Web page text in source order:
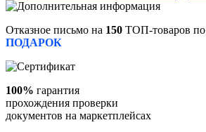
Отказное письмо на 150 ТОП-товаров по
ПОДАРОК
100% гарантия
прохождения проверки
документов на маркетплейсах